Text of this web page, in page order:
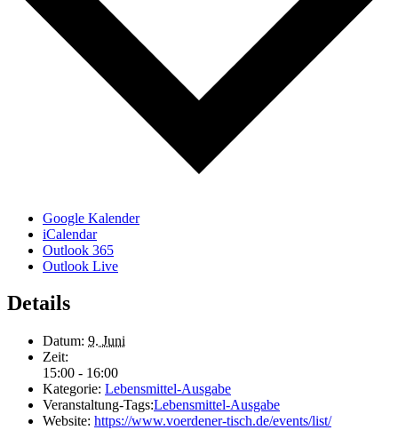
Google Kalender
iCalendar
Outlook 365
Outlook Live
Details
Datum: 9. Juni
Zeit:
15:00 - 16:00
Kategorie: Lebensmittel-Ausgabe
Veranstaltung-Tags:Lebensmittel-Ausgabe
Website: https://www.voerdener-tisch.de/events/list/